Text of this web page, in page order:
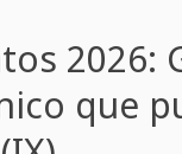
2026:
que